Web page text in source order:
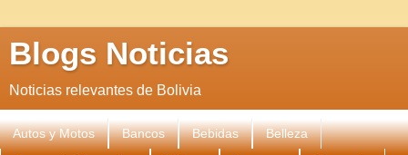
Blogs Noticias
Noticias relevantes de Bolivia
Autos y Motos Bancos Bebidas Belleza